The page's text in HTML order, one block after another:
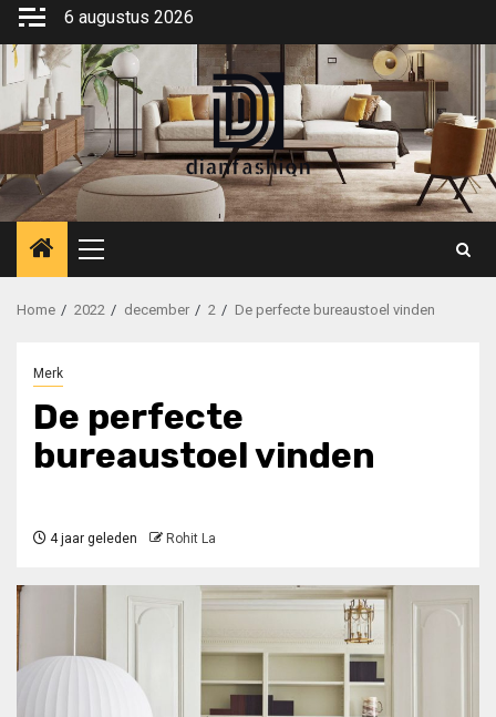
de
inhoud
6 augustus 2026
Primair
menu
Home 2022 december 2 De perfecte bureaustoel vinden
Merk
De perfecte
bureaustoel vinden
4 jaar geleden Rohit La